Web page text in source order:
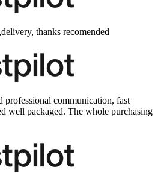
thanks recomended
professional communication, fast
well packaged. The whole purchasing